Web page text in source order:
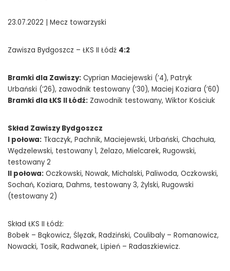
23.07.2022 | Mecz towarzyski
Zawisza Bydgoszcz – ŁKS II Łódź 4:2
Bramki dla Zawiszy: Cyprian Maciejewski (’4), Patryk
Urbański (’26), zawodnik testowany (’30), Maciej Koziara (’60)
Bramki dla ŁKS II Łódź: Zawodnik testowany, Wiktor Kościuk
Skład Zawiszy Bydgoszcz
I połowa: Tkaczyk, Pachnik, Maciejewski, Urbański, Chachuła,
Wędzelewski, testowany 1, Żelazo, Mielcarek, Rugowski,
testowany 2
II połowa: Oczkowski, Nowak, Michalski, Paliwoda, Oczkowski,
Sochań, Koziara, Dahms, testowany 3, Żylski, Rugowski
(testowany 2)
Skład ŁKS II Łódź:
Bobek – Bąkowicz, Ślęzak, Radziński, Coulibaly – Romanowicz,
Nowacki, Tosik, Radwanek, Lipień – Radaszkiewicz.